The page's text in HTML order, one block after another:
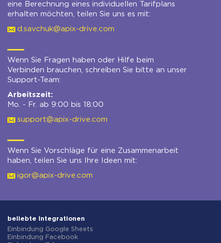
eine Berechnung eines individuellen Tarifplans
erhalten möchten, teilen Sie uns es mit:
d.savchuk@apix-drive.com
Wenn Sie Fragen haben oder Hilfe beim
Verbinden brauchen, schreiben Sie bitte an unser
Support-Team:
Arbeitszeit:
Mo. - Fr. ab 9:00 bis 18:00
support@apix-drive.com
Wenn Sie Vorschläge für eine Zusammenarbeit
haben, teilen Sie uns Ihre Ideen mit:
igor@apix-drive.com
beliebte Integrationen
Einbindung Google Sheets
Einbindung Facebook